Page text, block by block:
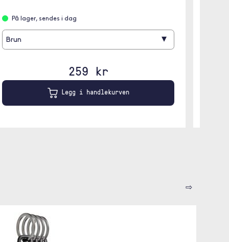
På lager, sendes i dag
Brun ▾
259 kr
Legg i handlekurven
⇨